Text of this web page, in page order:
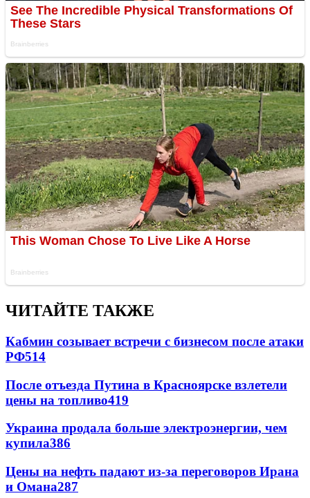
ЧИТАЙТЕ ТАКЖЕ
Кабмин созывает встречи с бизнесом после атаки
РФ514
После отъезда Путина в Красноярске взлетели
цены на топливо419
Украина продала больше электроэнергии, чем
купила386
Цены на нефть падают из-за переговоров Ирана
и Омана287